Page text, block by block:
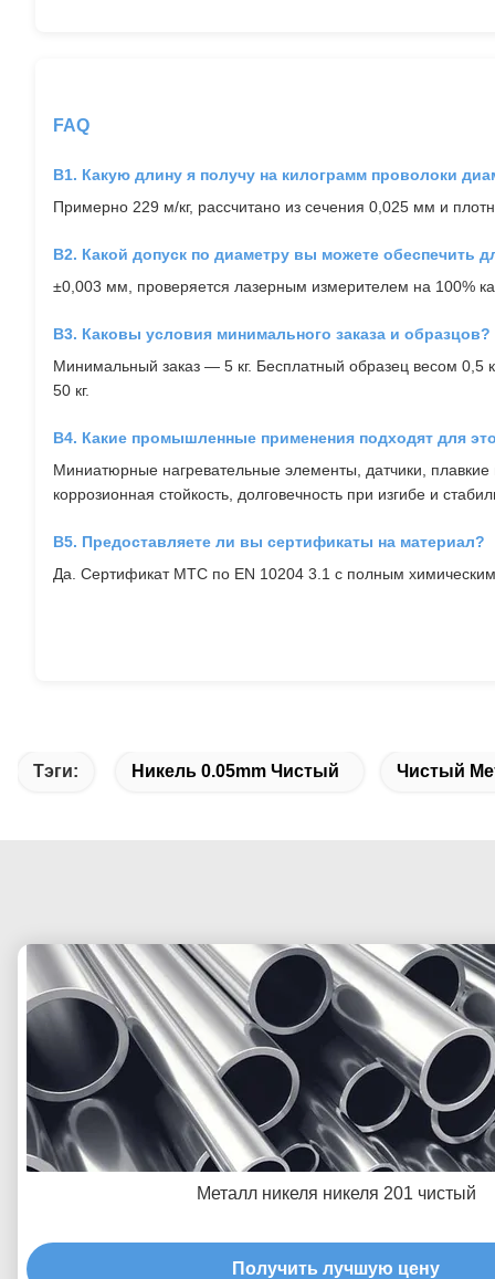
FAQ
В1. Какую длину я получу на килограмм проволоки
Примерно 229 м/кг, рассчитано из сечения 0,025 мм и
В2. Какой допуск по диаметру вы можете обеспечить
±0,003 мм, проверяется лазерным измерителем на 100%
В3. Каковы условия минимального заказа и образцов?
Минимальный заказ — 5 кг. Бесплатный образец весом
50 кг.
В4. Какие промышленные применения подходят для
Миниатюрные нагревательные элементы, датчики,
коррозионная стойкость, долговечность при изгибе и
В5. Предоставляете ли вы сертификаты на материал?
Да. Сертификат MTC по EN 10204 3.1 с полным
Тэги: Никель 0.05mm Чистый Чистый
Металл никеля никеля 201 чистый
Получить лучшую цену